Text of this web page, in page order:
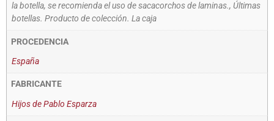
la botella, se recomienda el uso de sacacorchos de laminas., Últimas
botellas. Producto de colección. La caja
PROCEDENCIA
España
FABRICANTE
Hijos de Pablo Esparza